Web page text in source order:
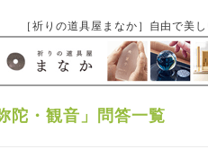
［祈りの道具屋まなか］自由で美
陀・観音」問答一覧